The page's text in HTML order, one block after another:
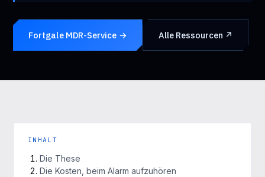
Fortgale MDR-Service → Alle Ressourcen ↗
INHALT
Die These
Die Kosten, beim Alarm aufzuhören